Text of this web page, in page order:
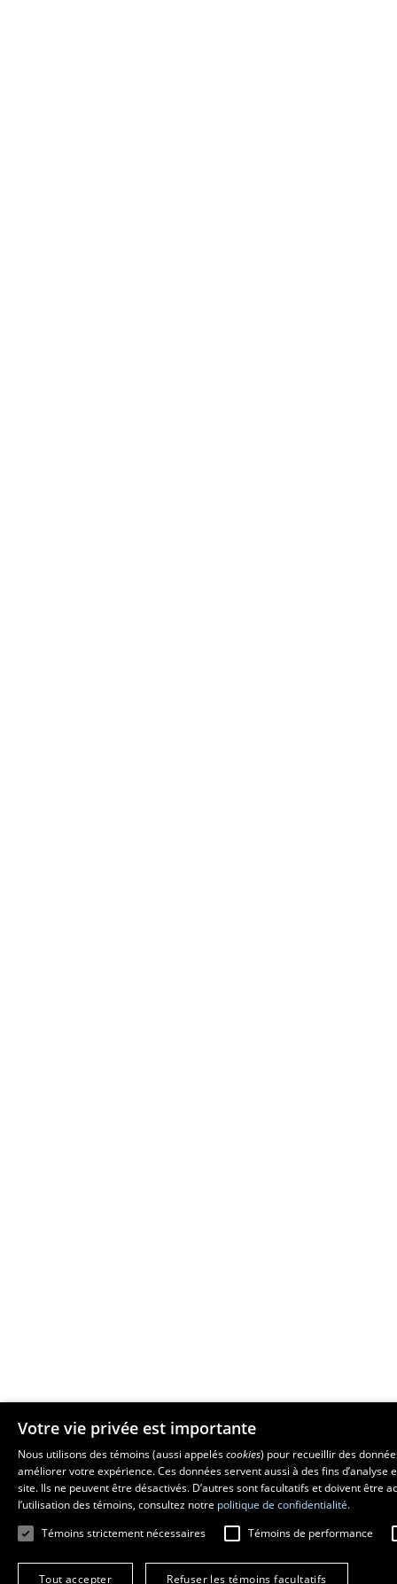
Votre vie privée est importante
Nous utilisons des témoins (aussi appeléscookies) pour recueillir des
améliorer votre expérience. Ces données servent aussi à des fins
site. Ils ne peuvent être désactivés. D’autres sont facultatifs et doivent être
l’utilisation des témoins, consultez notre politique de confidentialité.
Témoins strictement nécessaires
Témoins de performance
Tout accepter Refuser les témoins facultatifs